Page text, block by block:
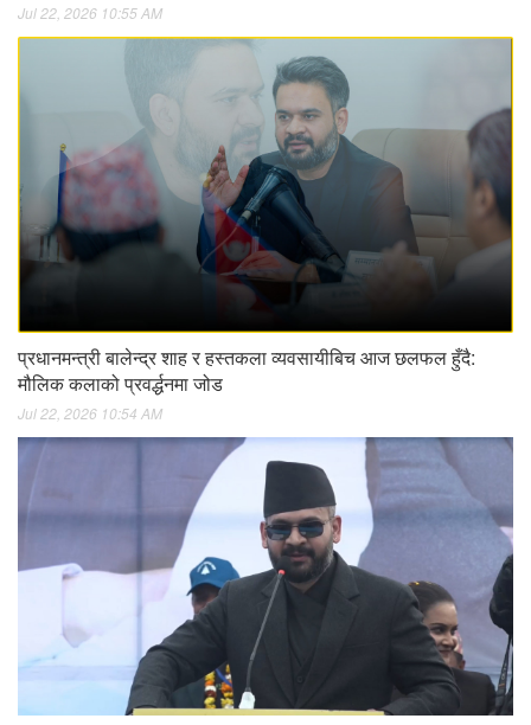
Jul 22, 2026 10:55 AM
प्रधानमन्त्री बालेन्द्र शाह र हस्तकला व्यवसायीबिच आज छलफल हुँदै:
मौलिक कलाको प्रवर्द्धनमा जोड
Jul 22, 2026 10:54 AM